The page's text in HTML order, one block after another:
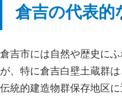
倉吉の代表的
倉吉市には自然や歴史に
が、特に倉吉白壁土蔵群
伝統的建造物群保存地区